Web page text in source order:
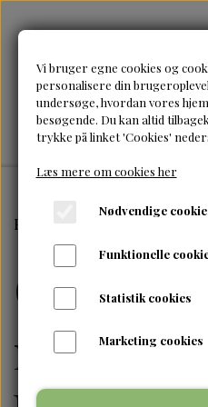
Forside Blog om hårpleje
Curly girl
metoden
Vi bruger egne cookies og
personalisere din
undersøge, hvordan vores
besøgende. Du kan altid
trykke på linket 'Cookies'
Læs mere om cookies her
Nødvendige
Funktionelle
Statistik cookies
Marketing cookies